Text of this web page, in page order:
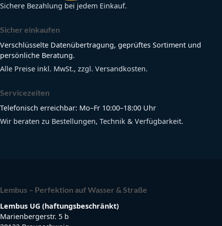
Sichere Bezahlung bei jedem Einkauf.
Sicher einkaufen
Verschlüsselte Datenübertragung, geprüftes Sortiment und
persönliche Beratung.
Alle Preise inkl. MwSt., zzgl. Versandkosten.
Servicezeiten
Telefonisch erreichbar: Mo–Fr 10:00–18:00 Uhr
Wir beraten zu Bestellungen, Technik & Verfügbarkeit.
Lembus – Perfektion auf Wasser & Straße
Lembus UG (haftungsbeschränkt)
Marienbergerstr. 5 b